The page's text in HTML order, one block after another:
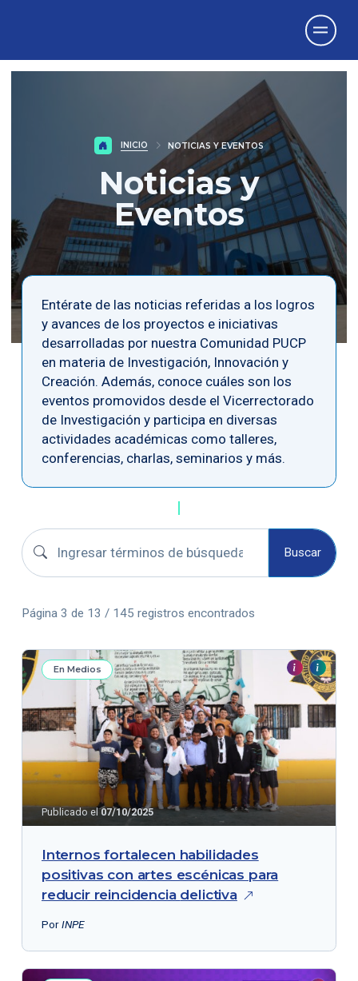
INICIO NOTICIAS Y EVENTOS
Noticias y
Eventos
Entérate de las noticias referidas a los logros
y avances de los proyectos e iniciativas
desarrolladas por nuestra Comunidad PUCP
en materia de Investigación, Innovación y
Creación. Además, conoce cuáles son los
eventos promovidos desde el Vicerrectorado
de Investigación y participa en diversas
actividades académicas como talleres,
conferencias, charlas, seminarios y más.
Buscar convocatorias Buscar
Página 3 de 13 / 145 registros encontrados
En Medios
Publicado el07/10/2025
Internos fortalecen habilidades
positivas con artes escénicas para
reducir reincidencia delictiva
PorINPE